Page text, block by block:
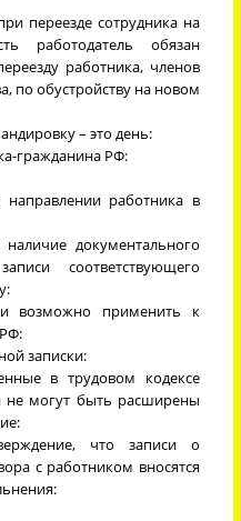
переезде сотрудника на
работодатель обязан
работника, членов
по обустройству на новом
– это день:
гражданина РФ:
работника в
документального
соответствующего
возможно применить к
записки:
в трудовом кодексе
могут быть расширены
что записи о
с работником вносятся